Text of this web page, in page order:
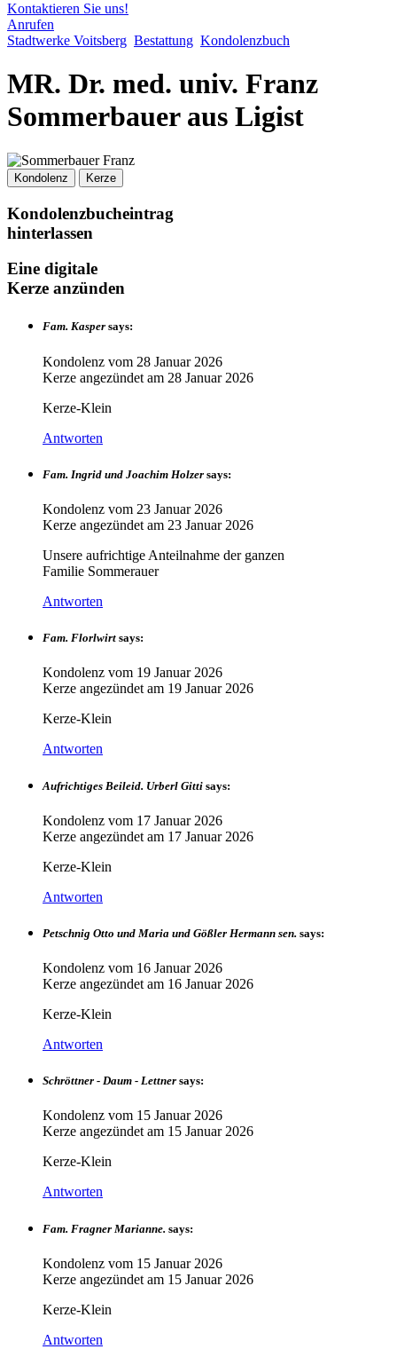
Kontaktieren Sie uns!
Anrufen
Stadtwerke Voitsberg Bestattung Kondolenzbuch
MR. Dr. med. univ. Franz
Sommerbauer aus Ligist
Kondolenz Kerze
Kondolenzbucheintrag
hinterlassen
Eine digitale
Kerze anzünden
Fam. Kasper says:
Kondolenz vom 28 Januar 2026
Kerze angezündet am 28 Januar 2026
Kerze-Klein
Antworten
Fam. Ingrid und Joachim Holzer says:
Kondolenz vom 23 Januar 2026
Kerze angezündet am 23 Januar 2026
Unsere aufrichtige Anteilnahme der ganzen
Familie Sommerauer
Antworten
Fam. Florlwirt says:
Kondolenz vom 19 Januar 2026
Kerze angezündet am 19 Januar 2026
Kerze-Klein
Antworten
Aufrichtiges Beileid. Urberl Gitti says:
Kondolenz vom 17 Januar 2026
Kerze angezündet am 17 Januar 2026
Kerze-Klein
Antworten
Petschnig Otto und Maria und Gößler Hermann sen. says:
Kondolenz vom 16 Januar 2026
Kerze angezündet am 16 Januar 2026
Kerze-Klein
Antworten
Schröttner - Daum - Lettner says:
Kondolenz vom 15 Januar 2026
Kerze angezündet am 15 Januar 2026
Kerze-Klein
Antworten
Fam. Fragner Marianne. says:
Kondolenz vom 15 Januar 2026
Kerze angezündet am 15 Januar 2026
Kerze-Klein
Antworten